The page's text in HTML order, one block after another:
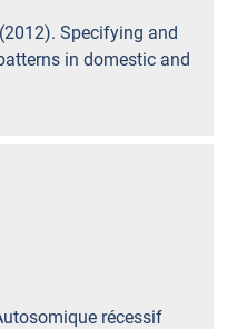
Specifying and
in domestic and
récessif